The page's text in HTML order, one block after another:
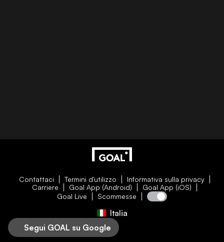
Contattaci Termini d'utilizzo
Informativa sulla privacy
Carriere
Goal App (Android)
Goal App (iOS)
Goal Live
Scommesse
Italia
Segui GOAL su Google